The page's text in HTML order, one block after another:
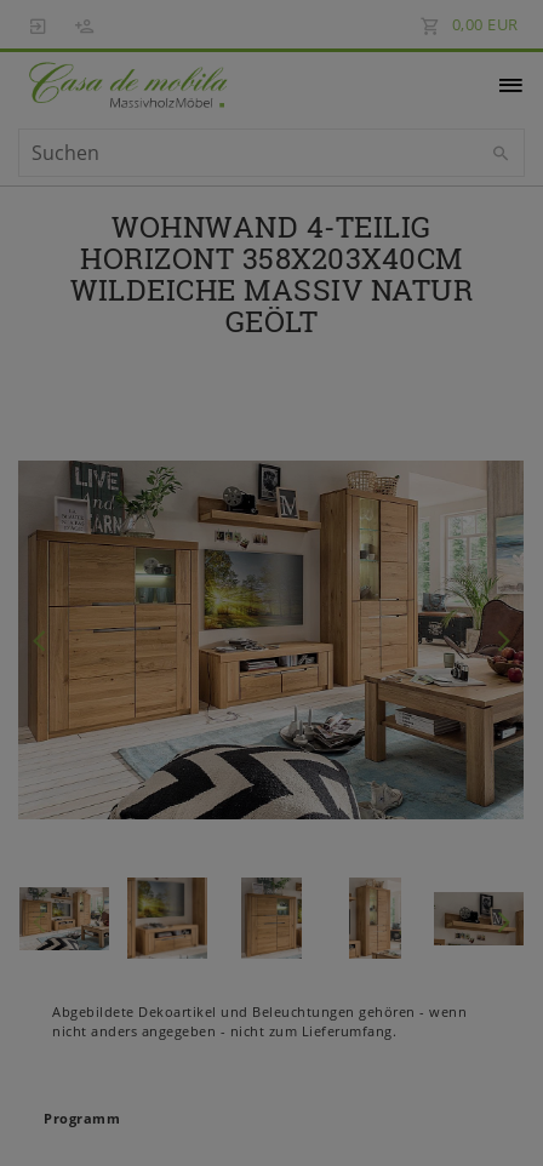
0,00 EUR
WOHNWAND 4-TEILIG
HORIZONT 358X203X40CM
WILDEICHE MASSIV NATUR
GEÖLT
Abgebildete Dekoartikel und Beleuchtungen gehören - wenn
nicht anders angegeben - nicht zum Lieferumfang.
Programm